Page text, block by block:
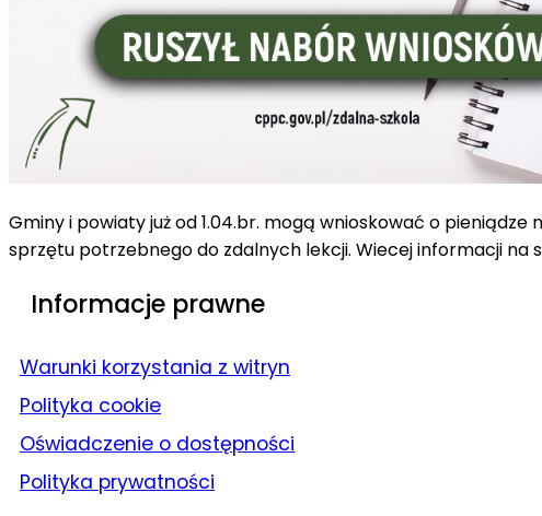
Gminy i powiaty już od 1.04.br. mogą wnioskować o
sprzętu potrzebnego do zdalnych lekcji. Wiecej informacji na
Informacje prawne
Warunki korzystania z witryn
Polityka cookie
Oświadczenie o dostępności
Polityka prywatności